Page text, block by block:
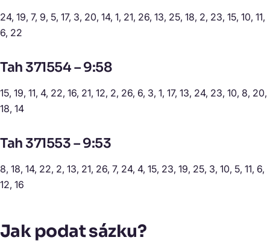
24, 19, 7, 9, 5, 17, 3, 20, 14, 1, 21, 26, 13, 25, 18, 2, 23, 15, 10, 11,
6, 22
Tah 371554 – 9:58
15, 19, 11, 4, 22, 16, 21, 12, 2, 26, 6, 3, 1, 17, 13, 24, 23, 10, 8, 20,
18, 14
Tah 371553 – 9:53
8, 18, 14, 22, 2, 13, 21, 26, 7, 24, 4, 15, 23, 19, 25, 3, 10, 5, 11, 6,
12, 16
Jak podat sázku?